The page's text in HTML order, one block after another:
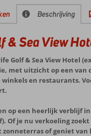
Beschrijving
& Sea View
Golf & Sea View Hotel
met uitzicht op een van
en restaurants.
op een heerlijk verblijf
Of je nu verkoeling
zonneterras of geniet